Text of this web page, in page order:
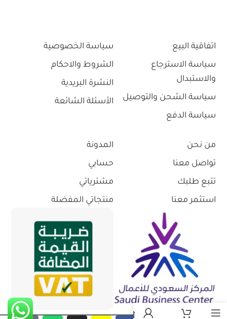
اتفاقية البيع
سياسة الاسترجاع
والاستبدال
سياسة الشحن والتوصيل
سياسة الدفع
سياسة الخصوصية
الشروط والاحكام
النشرة البريدية
الأسئلة الشائعة
من نحن
تواصل معنا
تتبع طلبك
استثمر معنا
المدونة
حسابي
مشترياتي
منتجاتي المفضلة